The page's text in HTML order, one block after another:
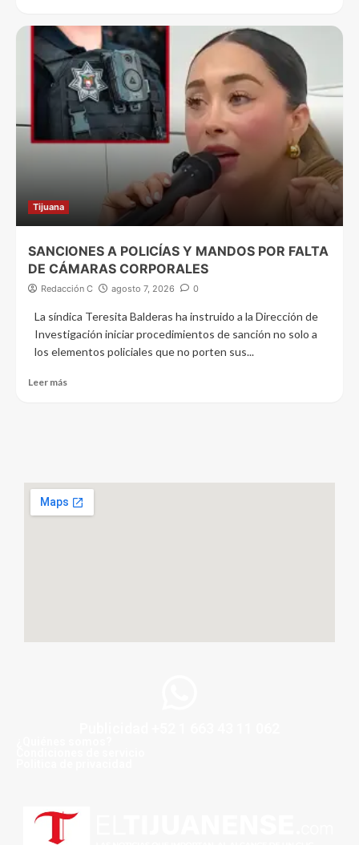
Tijuana
SANCIONES A POLICÍAS Y MANDOS POR FALTA
DE CÁMARAS CORPORALES
Redacción C agosto 7, 2026 0
La síndica Teresita Balderas ha instruido a la Dirección de
Investigación iniciar procedimientos de sanción no solo a
los elementos policiales que no porten sus...
Leer más